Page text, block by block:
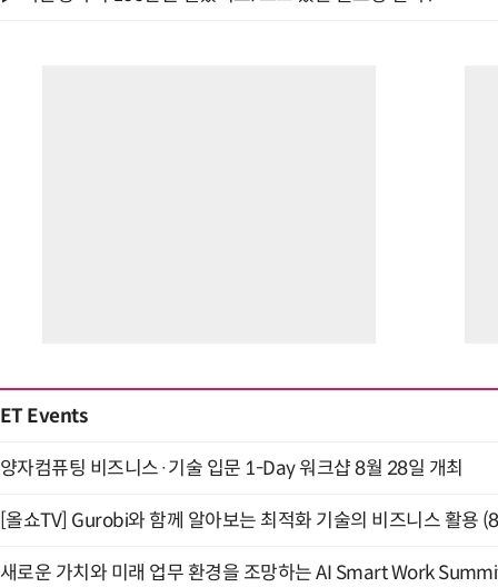
ET Events
양자컴퓨팅 비즈니스·기술 입문 1-Day 워크샵 8월 28일 개최
[올쇼TV] Gurobi와 함께 알아보는 최적화 기술의 비즈니스 활용
새로운 가치와 미래 업무 환경을 조망하는 AI Smart Work